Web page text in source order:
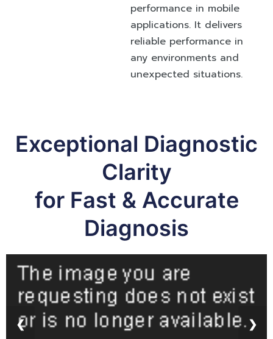
performance in mobile
applications. It delivers
reliable performance in
any environments and
unexpected situations.
Exceptional Diagnostic
Clarity
for Fast & Accurate
Diagnosis
❮ ❯